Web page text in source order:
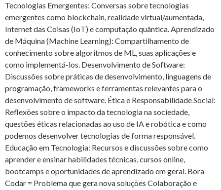
Tecnologias Emergentes: Conversas sobre tecnologias
emergentes como blockchain, realidade virtual/aumentada,
Internet das Coisas (IoT) e computação quântica. Aprendizado
de Máquina (Machine Learning): Compartilhamento de
conhecimento sobre algoritmos de ML, suas aplicações e
como implementá-los. Desenvolvimento de Software:
Discussões sobre práticas de desenvolvimento, linguagens de
programação, frameworks e ferramentas relevantes para o
desenvolvimento de software. Ética e Responsabilidade Social:
Reflexões sobre o impacto da tecnologia na sociedade,
questões éticas relacionadas ao uso de IA e robótica e como
podemos desenvolver tecnologias de forma responsável.
Educação em Tecnologia: Recursos e discussões sobre como
aprender e ensinar habilidades técnicas, cursos online,
bootcamps e oportunidades de aprendizado em geral. Bora
Codar = Problema que gera nova soluções Colaboração e